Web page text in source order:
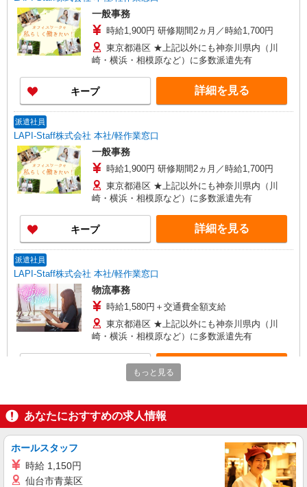
一般事務
時給1,900円 研修期間2ヵ月／時給1,700円
東京都港区 ★上記以外にも神奈川県内（川
崎・横浜・相模原など）に多数派遣先有
キープ 詳細を見る
派遣社員
LAPI-Staff株式会社 本社/軽作業窓口
一般事務
時給1,900円 研修期間2ヵ月／時給1,700円
東京都港区 ★上記以外にも神奈川県内（川
崎・横浜・相模原など）に多数派遣先有
キープ 詳細を見る
派遣社員
LAPI-Staff株式会社 本社/軽作業窓口
物流事務
時給1,580円＋交通費全額支給
東京都港区 ★上記以外にも神奈川県内（川
崎・横浜・相模原など）に多数派遣先有
LAPI-Staff株式会社 本社/軽作業窓口
一般事務
時給1,900円 研修期間2ヵ月／時給1,700円
東京都港区 ★上記以外にも神奈川県内（川
崎・横浜・相模原など）に多数派遣先有
もっと見る
あなたにおすすめの求人情報
ホールスタッフ
時給 1,150円
仙台市青葉区